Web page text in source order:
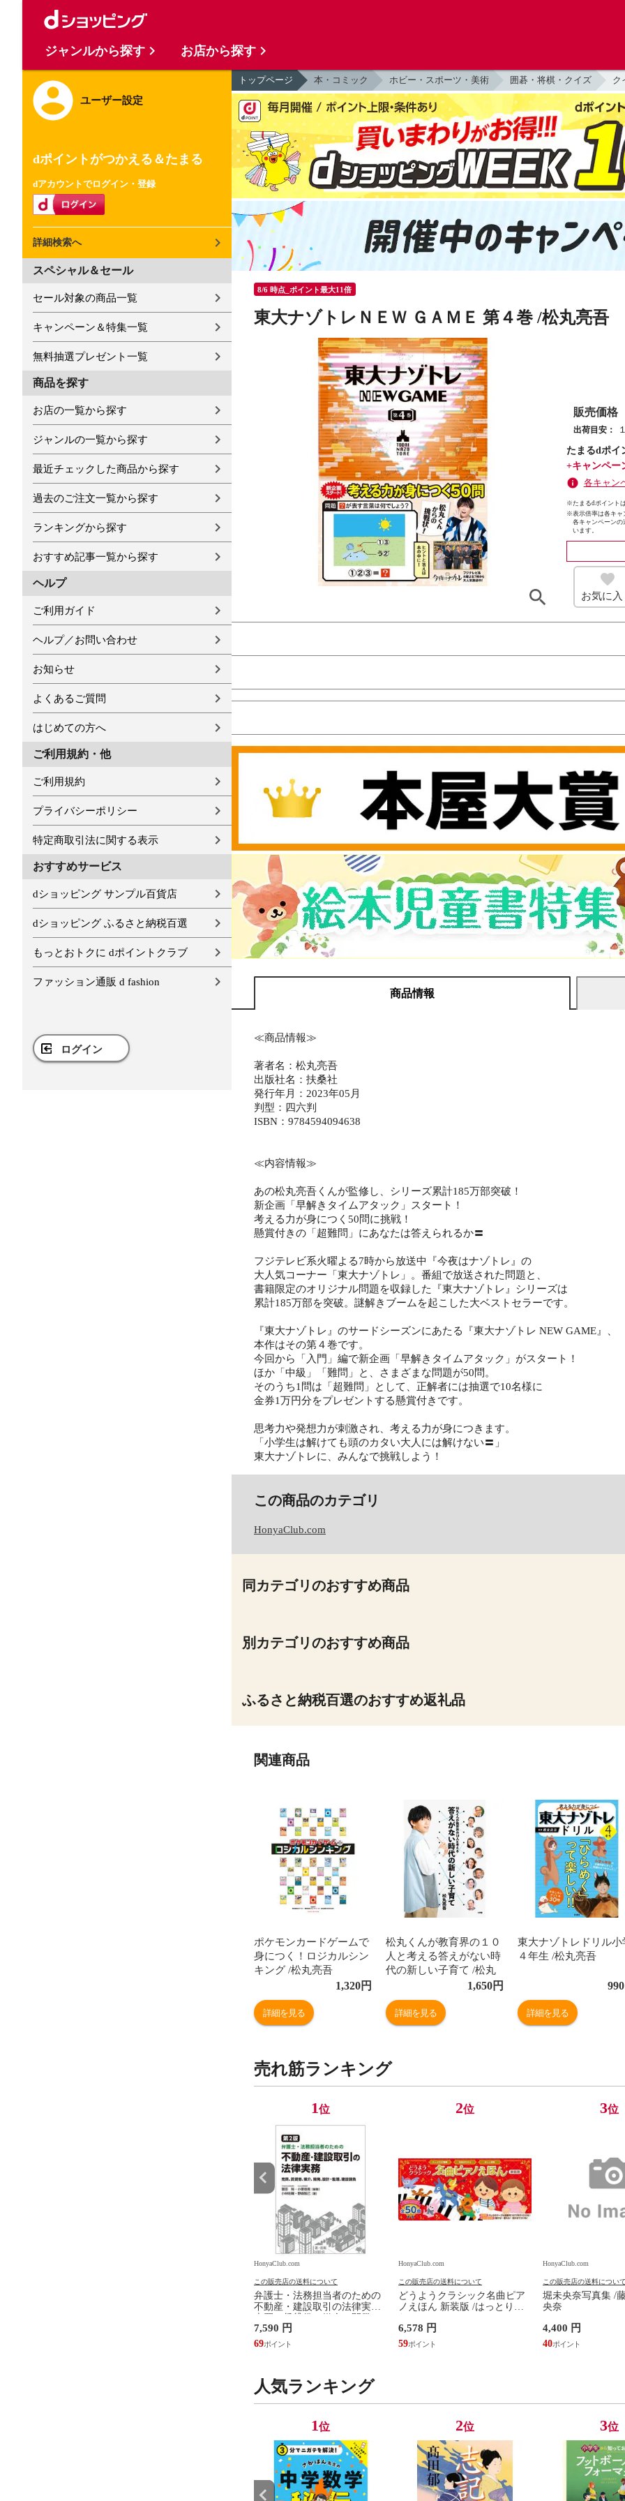
ユーザー設定
dポイントがつかえる＆たまる
dアカウントでログイン・登録
詳細検索へ
スペシャル＆セール
セール対象の商品一覧
キャンペーン＆特集一覧
無料抽選プレゼント一覧
商品を探す
お店の一覧から探す
ジャンルの一覧から探す
最近チェックした商品から探す
過去のご注文一覧から探す
ランキングから探す
おすすめ記事一覧から探す
ヘルプ
ご利用ガイド
ヘルプ／お問い合わせ
お知らせ
よくあるご質問
はじめての方へ
ご利用規約・他
ご利用規約
プライバシーポリシー
特定商取引法に関する表示
おすすめサービス
dショッピング サンプル百貨店
dショッピング ふるさと納税百選
もっとおトクに dポイントクラブ
ファッション通販 d fashion
ログイン
トップページ 本・コミック ホビー・スポーツ・美術 囲碁・将棋・クイズ ク
8/6 時点_ポイント最大11倍
東大ナゾトレＮＥＷ ＧＡＭＥ 第４巻 /松丸亮吾
販売価格
出荷目安：
たまるdポイ
+キャンペー
各キャン
※たまるdポイント
※表示倍率は各キャ
各キャンペーンの
います。
お気に入
商品情報
≪商品情報≫
著者名：松丸亮吾
出版社名：扶桑社
発行年月：2023年05月
判型：四六判
ISBN：9784594094638
≪内容情報≫
あの松丸亮吾くんが監修し、シリーズ累計185万部突破！
新企画「早解きタイムアタック」スタート！
考える力が身につく50問に挑戦！
懸賞付きの「超難問」にあなたは答えられるか〓
フジテレビ系火曜よる7時から放送中『今夜はナゾトレ』の
大人気コーナー「東大ナゾトレ」。番組で放送された問題と、
書籍限定のオリジナル問題を収録した『東大ナゾトレ』シリーズは
累計185万部を突破。謎解きブームを起こした大ベストセラーです。
『東大ナゾトレ』のサードシーズンにあたる『東大ナゾトレ NEW GAME』、
本作はその第４巻です。
今回から「入門」編で新企画「早解きタイムアタック」がスタート！
ほか「中級」「難問」と、さまざまな問題が50問。
そのうち1問は「超難問」として、正解者には抽選で10名様に
金券1万円分をプレゼントする懸賞付きです。
思考力や発想力が刺激され、考える力が身につきます。
「小学生は解けても頭のカタい大人には解けない〓」
東大ナゾトレに、みんなで挑戦しよう！
この商品のカテゴリ
HonyaClub.com
同カテゴリのおすすめ商品
別カテゴリのおすすめ商品
ふるさと納税百選のおすすめ返礼品
関連商品
ポケモンカードゲームで
身につく！ロジカルシン
キング /松丸亮吾
1,320円
詳細を見る
松丸くんが教育界の１０
人と考える答えがない時
代の新しい子育て /松丸
1,650円
詳細を見る
東大ナゾトレドリル小
４年生 /松丸亮吾
990
詳細を見る
売れ筋ランキング
1位
HonyaClub.com
この販売店の送料について
弁護士・法務担当者のための
不動産・建設取引の法律実務
設計・監理、建設請負 第２版
/富田裕 小里佳嵩
7,590 円
69
2位
HonyaClub.com
この販売店の送料について
どうようクラシック名曲ピア
ノえほん 新装版 /はっとりな
ワコ
6,578 円
59
3位
HonyaClub.com
この販売店の送料につい
堀未央奈写真集 /
央奈
4,400 円
40
人気ランキング
1位 2位 3位
ジャンルから探す お店から探す